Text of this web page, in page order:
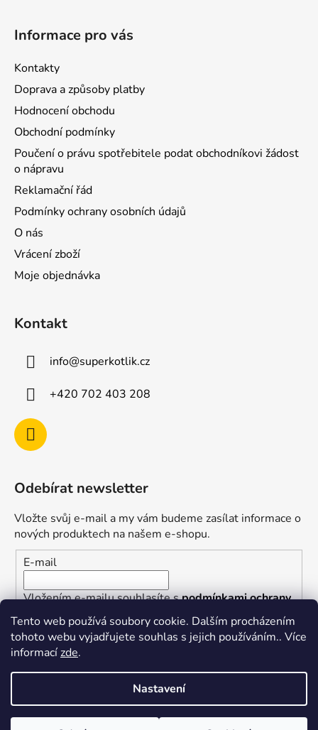
Tento web používá soubory cookie. Dalším procházením
tohoto webu vyjadřujete souhlas s jejich používáním.. Více
informacízde.
Nastavení
Informace pro vás
Kontakty
Doprava a způsoby platby
Hodnocení obchodu
Obchodní podmínky
Poučení o právu spotřebitele podat obchodníkovi žádost
o nápravu
Reklamační řád
Podmínky ochrany osobních údajů
O nás
Vrácení zboží
Moje objednávka
Kontakt
info@superkotlik.cz
+420 702 403 208
Odebírat newsletter
Vložte svůj e-mail a my vám budeme zasílat informace o
nových produktech na našem e-shopu.
E-mail
Vložením e-mailu souhlasíte spodmínkami ochrany
osobních údajů
PŘIHLÁSIT SE
Vytvořil Shoptet